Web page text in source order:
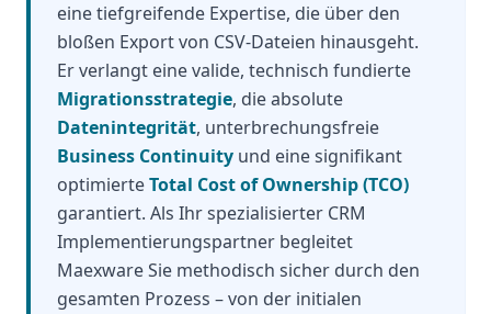
eine tiefgreifende Expertise, die über den
bloßen Export von CSV-Dateien hinausgeht.
Er verlangt eine valide, technisch fundierte
Migrationsstrategie, die absolute
Datenintegrität, unterbrechungsfreie
Business Continuity und eine signifikant
optimierteTotal Cost of Ownership (TCO)
garantiert. Als Ihr spezialisierter CRM
Implementierungspartner begleitet
Maexware Sie methodisch sicher durch den
gesamten Prozess – von der initialen